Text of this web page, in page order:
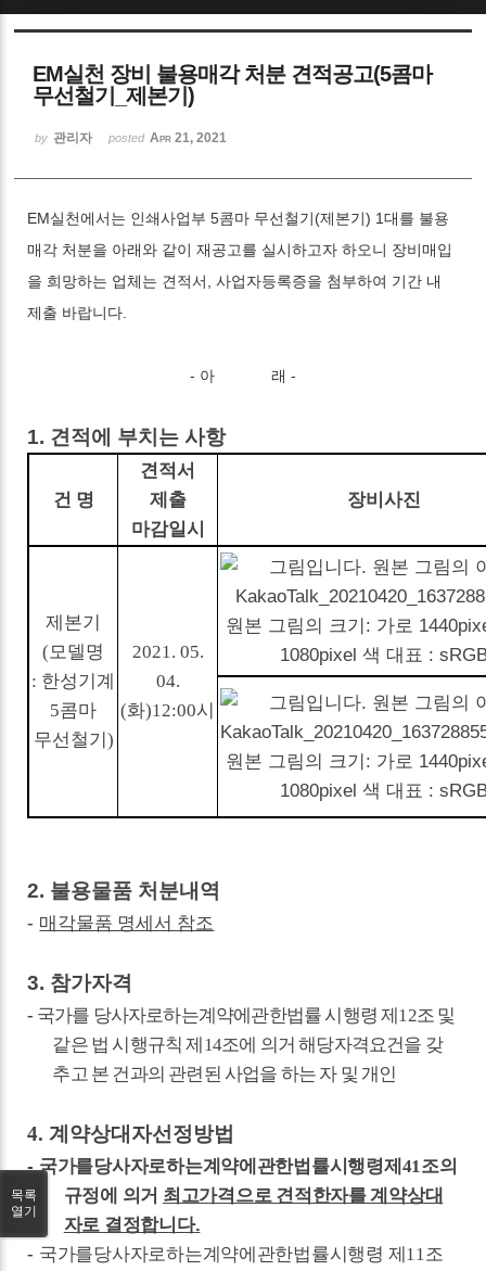
EM실천 장비 불용매각 처분 견적공고(5콤마
무선철기_제본기)
by 관리자 posted Apr 21, 2021
EM실천에서는 인쇄사업부 5콤마 무선철기(제본기) 1대를 불용
매각 처분을 아래와 같이 재공고를 실시하고자 하오니 장비매입
을 희망하는 업체는 견적서, 사업자등록증을 첨부하여 기간 내
제출 바랍니다.
- 아 래 -
1. 견적에 부치는 사항
건 명
견적서
제출
마감일시
장비사진
제본기
(모델명
: 한성기계
5콤마
무선철기)
2021. 05.
04.
(화)12:00시
2. 불용물품 처분내역
- 매각물품 명세서 참조
3. 참가자격
- 국가를 당사자로하는계약에관한법률 시행령 제12조 및
같은 법 시행규칙 제 14조에 의거 해당자격요건을 갖
추고 본 건과의 관련된 사업을 하는 자 및 개인
4.계약상대자선정방법
- 국가를당사자로하는계약에관한법률시행령제 41조의
규정에 의거 최고가격으로 견적한자를 계약상대
자로 결정합니다.
- 국가를당사자로하는계약에관한법률시행령 제11조
목록
열기